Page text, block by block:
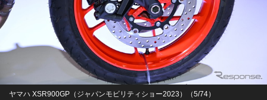
ヤマハ XSR900GP（ジャパンモビリティショー2023）（5/74）